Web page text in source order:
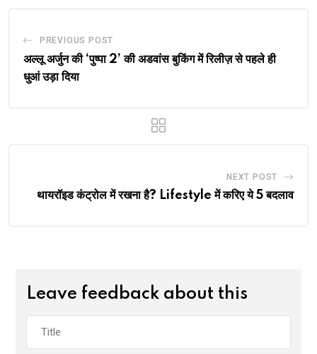
PREVIOUS POST
अल्लू अर्जुन की ‘पुष्पा 2’ की अडवांस बुकिंग में रिलीज़ से पहले ही
धुआं उड़ा दिया
NEXT POST
थायरॉइड कंट्रोल में रखना है? Lifestyle में करिए ये 5 बदलाव
Leave feedback about this